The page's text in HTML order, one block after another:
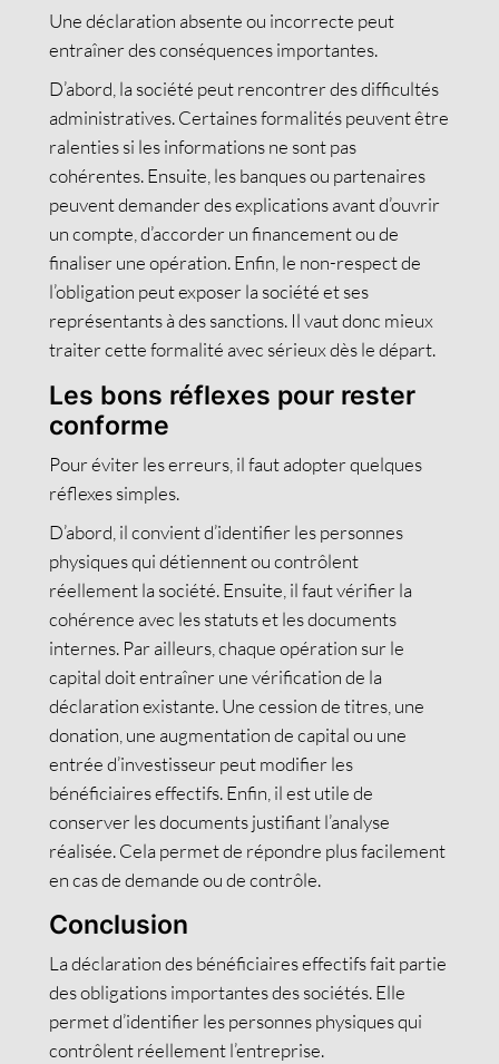
Une déclaration absente ou incorrecte peut
entraîner des conséquences importantes.
D’abord, la société peut rencontrer des difficultés
administratives. Certaines formalités peuvent être
ralenties si les informations ne sont pas
cohérentes. Ensuite, les banques ou partenaires
peuvent demander des explications avant d’ouvrir
un compte, d’accorder un financement ou de
finaliser une opération. Enfin, le non-respect de
l’obligation peut exposer la société et ses
représentants à des sanctions. Il vaut donc mieux
traiter cette formalité avec sérieux dès le départ.
Les bons réflexes pour rester
conforme
Pour éviter les erreurs, il faut adopter quelques
réflexes simples.
D’abord, il convient d’identifier les personnes
physiques qui détiennent ou contrôlent
réellement la société. Ensuite, il faut vérifier la
cohérence avec les statuts et les documents
internes. Par ailleurs, chaque opération sur le
capital doit entraîner une vérification de la
déclaration existante. Une cession de titres, une
donation, une augmentation de capital ou une
entrée d’investisseur peut modifier les
bénéficiaires effectifs. Enfin, il est utile de
conserver les documents justifiant l’analyse
réalisée. Cela permet de répondre plus facilement
en cas de demande ou de contrôle.
Conclusion
La déclaration des bénéficiaires effectifs fait partie
des obligations importantes des sociétés. Elle
permet d’identifier les personnes physiques qui
contrôlent réellement l’entreprise.